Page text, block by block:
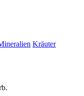
Kräuter